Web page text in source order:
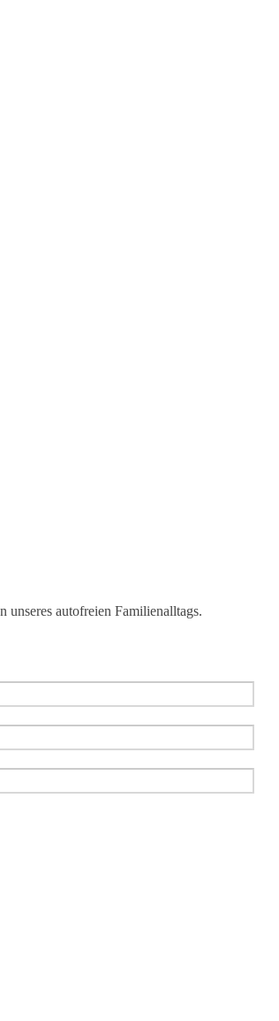
autofreien Familienalltags.